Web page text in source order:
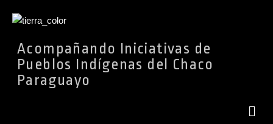
contenido
Acompañando Iniciativas de
Pueblos Indígenas del Chaco
Paraguayo